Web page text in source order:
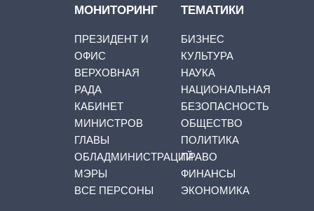
МОНИТОРИНГ
ПРЕЗИДЕНТ И
ОФИС
ВЕРХОВНАЯ
РАДА
КАБИНЕТ
МИНИСТРОВ
ГЛАВЫ
ОБЛАДМИНИСТРАЦИЙ
МЭРЫ
ВСЕ ПЕРСОНЫ
ТЕМАТИКИ
БИЗНЕС
КУЛЬТУРА
НАУКА
НАЦИОНАЛЬНАЯ
БЕЗОПАСНОСТЬ
ОБЩЕСТВО
ПОЛИТИКА
ПРАВО
ФИНАНСЫ
ЭКОНОМИКА